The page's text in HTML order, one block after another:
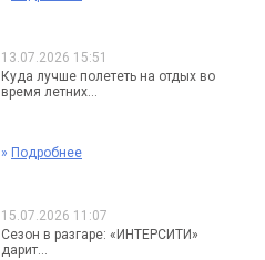
13.07.2026 15:51
Куда лучше полететь на отдых во
время летних...
» Подробнее
15.07.2026 11:07
Сезон в разгаре: «ИНТЕРСИТИ»
дарит...